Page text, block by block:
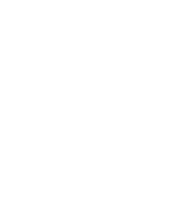
COP 21 en décembre